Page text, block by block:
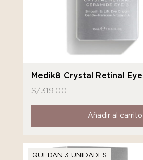
Medik8 Crystal Retinal
S/319.00
Añadir al carrito
QUEDAN 3 UNIDADES